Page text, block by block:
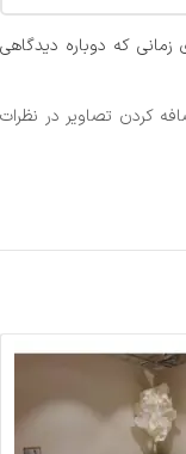
که دوباره دیدگاهی
کردن تصاویر در نظرات